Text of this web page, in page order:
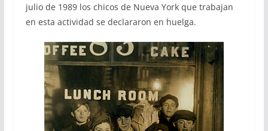
julio de 1989 los chicos de Nueva York que trabajan
en esta actividad se declararon en huelga.